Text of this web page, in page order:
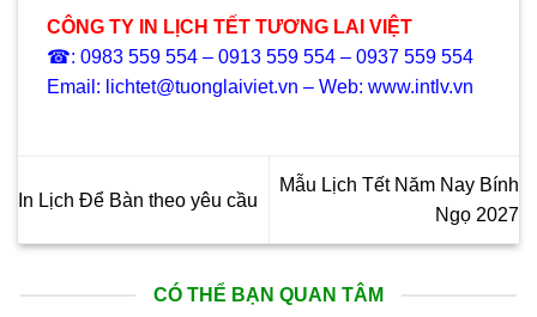
CÔNG TY IN LỊCH TẾT TƯƠNG LAI VIỆT
☎: 0983 559 554 – 0913 559 554 – 0937 559 554
Email: lichtet@tuonglaiviet.vn – Web: www.intlv.vn
In Lịch Để Bàn theo yêu cầu
Mẫu Lịch Tết Năm Nay Bính
Ngọ 2027
CÓ THỂ BẠN QUAN TÂM